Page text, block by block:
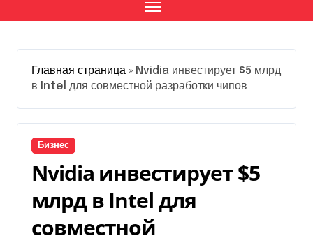
Главная страница » Nvidia инвестирует $5 млрд
в Intel для совместной разработки чипов
Бизнес
Nvidia инвестирует $5
млрд в Intel для
совместной